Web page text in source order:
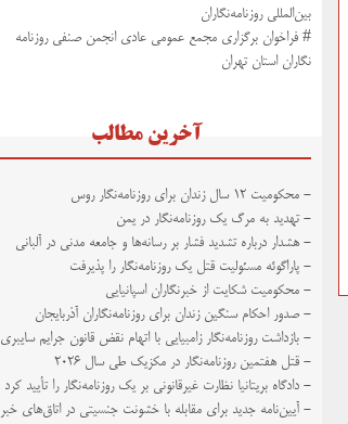
بین‌المللی روزنامه‌نگاران
# فراخوان برگزاری مجمع عمومی عادی انجمن صنفی روزنامه
نگاران استان تهران
آخرین مطالب
- محکومیت ۱۲ سال زندان برای روزنامه‌نگار روس
- تهدید به مرگ یک روزنامه‌نگار در یمن
- هشدار درباره تشدید فشار بر رسانه‌ها و جامعه مدنی در آلبانی
- پاراگوئه مسئولیت قتل یک روزنامه‌نگار را پذیرفت
- محکومیت شکایت از خبرنگاران اسپانیایی
- صدور احکام سنگین زندان برای روزنامه‌نگاران آذربایجان
- بازداشت روزنامه‌نگار زامبیایی با اتهام نقض قانون جرایم سایبری
- قتل هفتمین روزنامه‌نگار در مکزیک طی سال ۲۰۲۶
- دادگاه بریتانیا نظارت غیرقانونی بر یک روزنامه‌نگار را تأیید کرد
- آیین‌نامه جدید برای مقابله با خشونت جنسیتی در اتاق‌های خبر